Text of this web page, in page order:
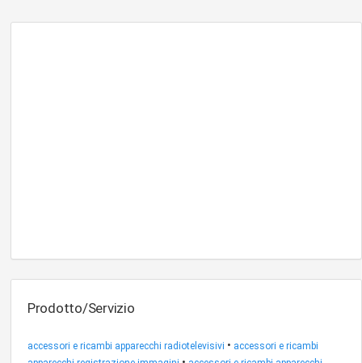
Prodotto/Servizio
accessori e ricambi apparecchi radiotelevisivi • accessori e ricambi